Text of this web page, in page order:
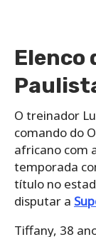
Elenco
O treinador
comando do
africano com
temporada
título no
disputar a
Tiffany, 38